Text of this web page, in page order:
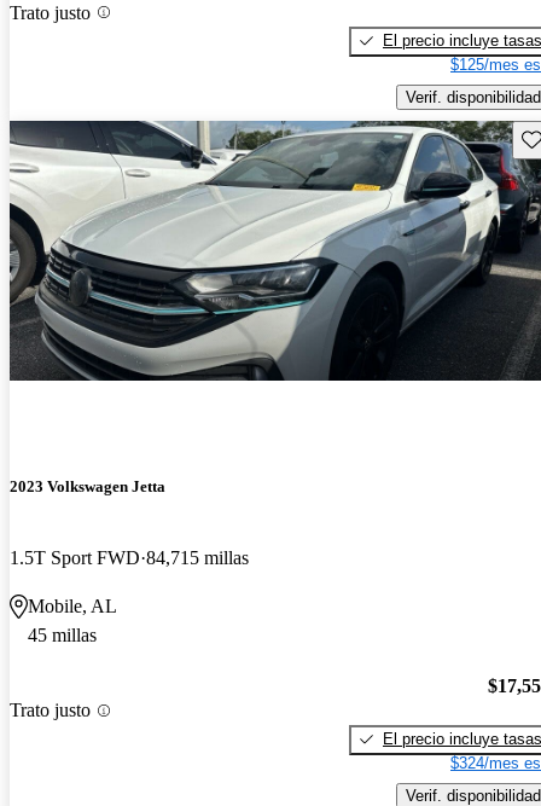
Trato justo
El precio incluye tasas
$125/mes
Verif. disponibilidad
2023 Volkswagen Jetta
1.5T Sport FWD 84,715 millas
Mobile, AL
45 millas
Trato justo
El precio incluye tasas
$324/mes
Verif. disponibilidad